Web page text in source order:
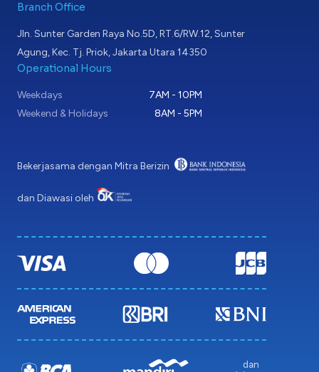
Branch Office
Jln. Sunter Garden Raya No.5D, RT.6/RW.12, Sunter
Agung, Kec. Tj. Priok, Jakarta Utara 14350
Operational Hours
Weekdays
7AM - 10PM
Weekend & Holidays
8AM - 5PM
Bekerjasama dengan Mitra Berizin
dan Diawasi oleh
dan